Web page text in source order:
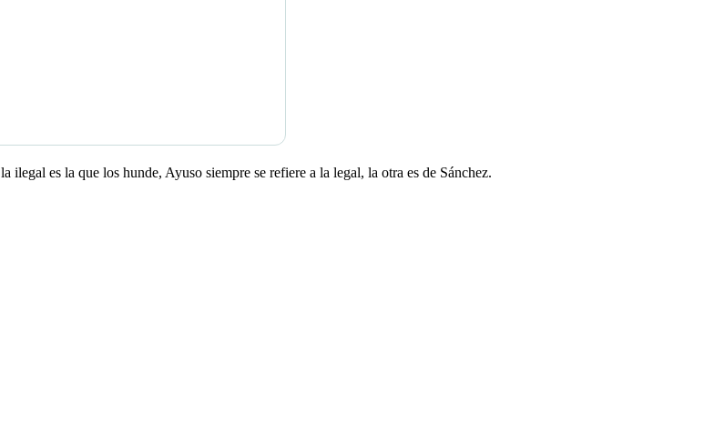
es la que los hunde, Ayuso siempre se refiere a la legal, la otra es de Sánchez.